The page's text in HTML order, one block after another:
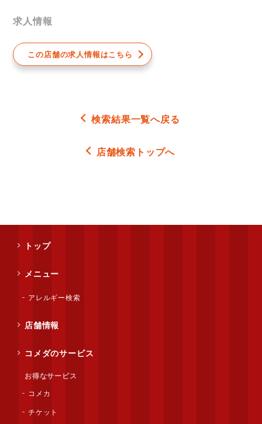
求人情報
この店舗の求人情報はこちら
検索結果一覧へ戻る
店舗検索トップへ
トップ
メニュー
アレルギー検索
店舗情報
コメダのサービス
お得なサービス
コメカ
チケット